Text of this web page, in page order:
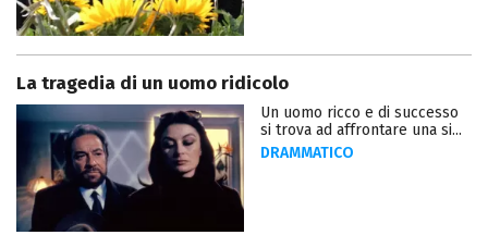
La tragedia di un uomo ridicolo
Un uomo ricco e di successo
si trova ad affrontare una si...
DRAMMATICO